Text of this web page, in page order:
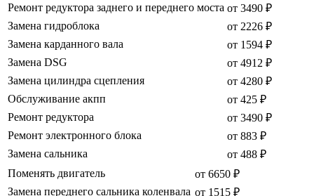
Ремонт редуктора заднего и переднего моста от 3490 ₽
Замена гидроблока
от 2226 ₽
Замена карданного вала
от 1594 ₽
Замена DSG
от 4912 ₽
Замена цилиндра сцепления
от 4280 ₽
Обслуживание акпп
от 425 ₽
Ремонт редуктора
от 3490 ₽
Ремонт электронного блока
от 883 ₽
Замена сальника
от 488 ₽
Поменять двигатель
от 6650 ₽
Замена переднего сальника коленвала от 1515 ₽